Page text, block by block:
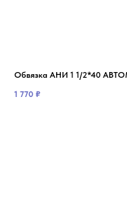
Обвязка АНИ 1 1/2*40
1 770 ₽